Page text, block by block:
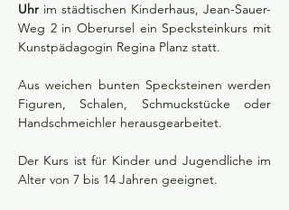
Uhr im städtischen Kinderhaus, Jean-Sauer-
Weg 2 in Oberursel ein Specksteinkurs mit
Kunstpädagogin Regina Planz statt.
Aus weichen bunten Specksteinen werden
Figuren, Schalen, Schmuckstücke oder
Handschmeichler herausgearbeitet.
Der Kurs ist für Kinder und Jugendliche im
Alter von 7 bis 14 Jahren geeignet.